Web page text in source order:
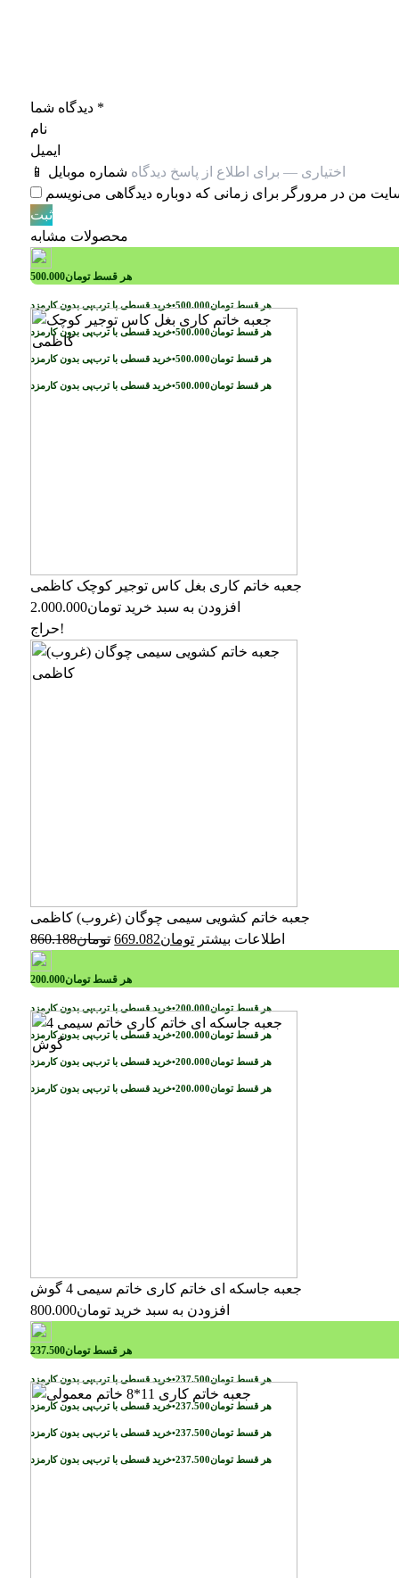
*
نام
ایمیل
📱 شماره موبایل
محصولات مشابه
هر قسطتومان500.000
هر قسطتومان500.000
•
هر قسطتومان500.000
•
هر قسطتومان500.000
•
هر قسطتومان500.000
•
جعبه خاتم کاری بغل کاس توجیر کوچک کاظمی
تومان2.000.000
افزودن به سبد خرید
حراج!
جعبه خاتم کشویی سیمی چوگان (غروب) کاظمی
تومان860.188 تومان669.082 اطلاعات بیشتر
هر قسطتومان200.000
هر قسطتومان200.000
•
هر قسطتومان200.000
•
هر قسطتومان200.000
•
هر قسطتومان200.000
•
جعبه جاسکه ای خاتم کاری خاتم سیمی 4 گوش
تومان800.000 افزودن به سبد خرید
هر قسطتومان237.500
هر قسطتومان237.500
•
هر قسطتومان237.500
•
هر قسطتومان237.500
•
هر قسطتومان237.500
•